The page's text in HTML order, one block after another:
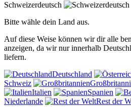
Schweizerdeutsch
Bitte wähle dein Land aus.
Auf diese Weise können wir dir alle
anzeigen, da wir nur innerhalb
liefern.
Deutschland
Schweiz
Italien
Spanien
Niederlande
Rest der